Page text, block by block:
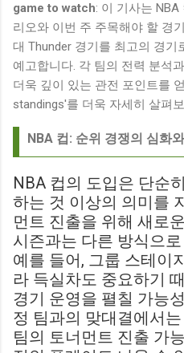
game to watch: 이 기사는
리오와 이번 주 주목해야 할 경
대 Thunder 경기를 최고의 경기
예고합니다. 각 팀의 전력 분석
더욱 깊이 있는 관전 포인트를
standings'를 더욱 자세히 살펴
NBA 컵: 순위 경쟁의 심화
NBA 컵의 도입은 단순
하는 것 이상의 의미를
먼트 진출을 위해 새로
시즌과는 다른 방식으
예를 들어, 그룹 스테이
라 득실차도 중요하기
경기 운영을 펼칠 가능
정 팀과의 맞대결에서
팀의 토너먼트 진출 가